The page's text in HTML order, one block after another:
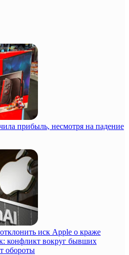
прибыль, несмотря на падение
иск Apple о краже
конфликт вокруг бывших
обороты